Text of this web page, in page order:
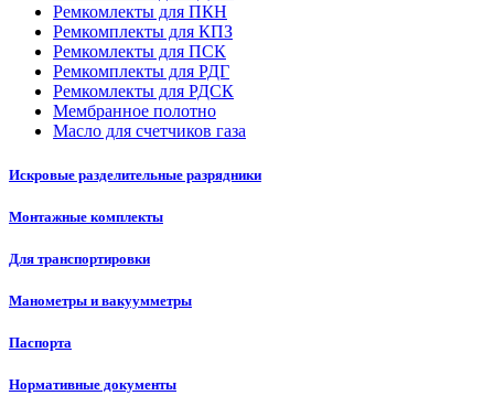
Ремкомлекты для ПКН
Ремкомплекты для КПЗ
Ремкомлекты для ПСК
Ремкомплекты для РДГ
Ремкомлекты для РДСК
Мембранное полотно
Масло для счетчиков газа
Искровые разделительные разрядники
Монтажные комплекты
Для транспортировки
Манометры и вакуумметры
Паспорта
Нормативные документы